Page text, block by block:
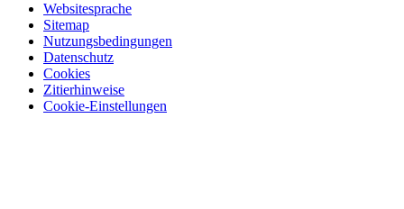
Websitesprache
Sitemap
Nutzungsbedingungen
Datenschutz
Cookies
Zitierhinweise
Cookie-Einstellungen